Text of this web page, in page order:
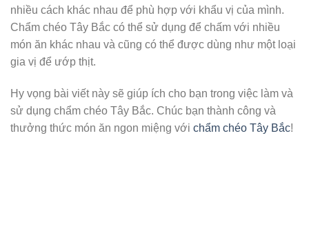
nhiều cách khác nhau để phù hợp với khẩu vị của mình.
Chẩm chéo Tây Bắc có thể sử dụng để chấm với nhiều
món ăn khác nhau và cũng có thể được dùng như một loại
gia vị để ướp thịt.
Hy vọng bài viết này sẽ giúp ích cho bạn trong việc làm và
sử dụng chẩm chéo Tây Bắc. Chúc bạn thành công và
thưởng thức món ăn ngon miệng với chẩm chéo Tây Bắc!